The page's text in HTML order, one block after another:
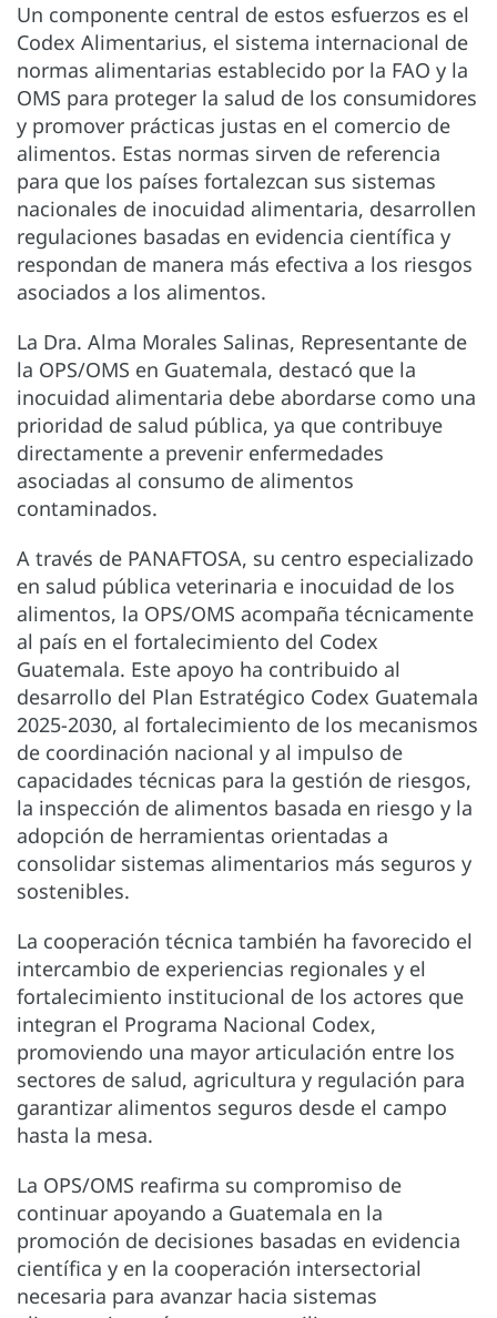
Un componente central de estos esfuerzos es el
Codex Alimentarius, el sistema internacional de
normas alimentarias establecido por la FAO y la
OMS para proteger la salud de los consumidores
y promover prácticas justas en el comercio de
alimentos. Estas normas sirven de referencia
para que los países fortalezcan sus sistemas
nacionales de inocuidad alimentaria, desarrollen
regulaciones basadas en evidencia científica y
respondan de manera más efectiva a los riesgos
asociados a los alimentos.
La Dra. Alma Morales Salinas, Representante de
la OPS/OMS en Guatemala, destacó que la
inocuidad alimentaria debe abordarse como una
prioridad de salud pública, ya que contribuye
directamente a prevenir enfermedades
asociadas al consumo de alimentos
contaminados.
A través de PANAFTOSA, su centro especializado
en salud pública veterinaria e inocuidad de los
alimentos, la OPS/OMS acompaña técnicamente
al país en el fortalecimiento del Codex
Guatemala. Este apoyo ha contribuido al
desarrollo del Plan Estratégico Codex Guatemala
2025-2030, al fortalecimiento de los mecanismos
de coordinación nacional y al impulso de
capacidades técnicas para la gestión de riesgos,
la inspección de alimentos basada en riesgo y la
adopción de herramientas orientadas a
consolidar sistemas alimentarios más seguros y
sostenibles.
La cooperación técnica también ha favorecido el
intercambio de experiencias regionales y el
fortalecimiento institucional de los actores que
integran el Programa Nacional Codex,
promoviendo una mayor articulación entre los
sectores de salud, agricultura y regulación para
garantizar alimentos seguros desde el campo
hasta la mesa.
La OPS/OMS reafirma su compromiso de
continuar apoyando a Guatemala en la
promoción de decisiones basadas en evidencia
científica y en la cooperación intersectorial
necesaria para avanzar hacia sistemas